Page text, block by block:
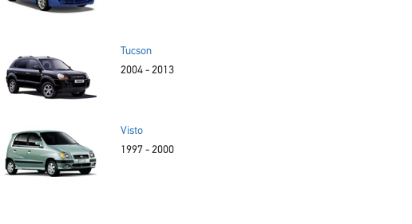
Tucson
2004 - 2013
Visto
1997 - 2000